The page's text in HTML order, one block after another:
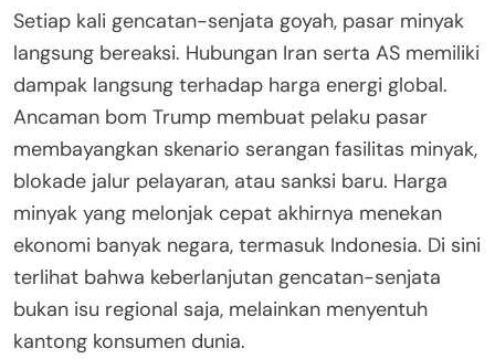
Setiap kali gencatan-senjata goyah, pasar minyak
langsung bereaksi. Hubungan Iran serta AS memiliki
dampak langsung terhadap harga energi global.
Ancaman bom Trump membuat pelaku pasar
membayangkan skenario serangan fasilitas minyak,
blokade jalur pelayaran, atau sanksi baru. Harga
minyak yang melonjak cepat akhirnya menekan
ekonomi banyak negara, termasuk Indonesia. Di sini
terlihat bahwa keberlanjutan gencatan-senjata
bukan isu regional saja, melainkan menyentuh
kantong konsumen dunia.